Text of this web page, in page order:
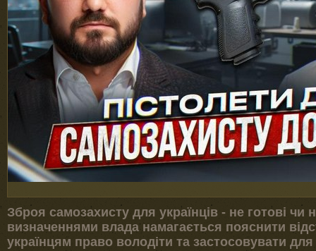
Зброя самозахисту для українців - не готові
визначеннями влада намагається пояснити
українцям право володіти та застосовувати